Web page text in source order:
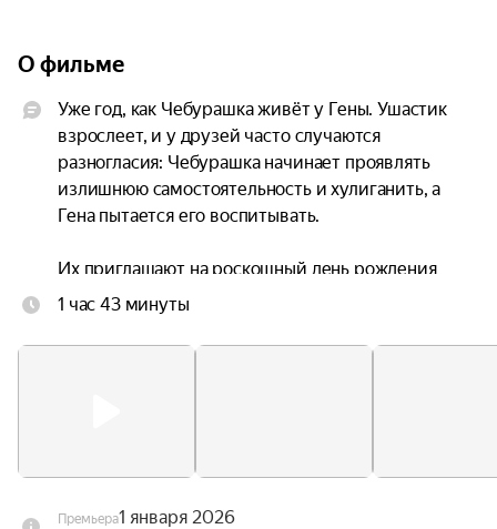
О фильме
Уже год, как Чебурашка живёт у Гены. Ушастик
взрослеет, и у друзей часто случаются
разногласия: Чебурашка начинает проявлять
излишнюю самостоятельность и хулиганить, а
Гена пытается его воспитывать.
Их приглашают на роскошный день рождения
Сони, где ушастик случайно портит праздник. В
вместе с Соней и Гришей тайно сбегают в горы,
исправить ситуацию и научиться
прислушиваться друг к другу.
1 час 43 минуты
Премьера1 января 2026